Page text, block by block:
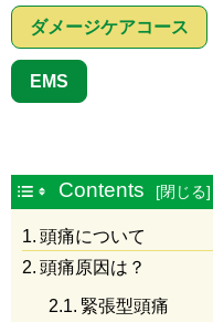
ダメージケアコース
EMS
Contents
頭痛について
頭痛原因は？
緊張型頭痛